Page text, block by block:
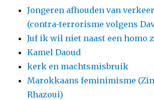
Jongeren afhouden van
(contra-terrorisme volgens
Juf ik wil niet naast een homo
Kamel Daoud
kerk en machtsmisbruik
Marokkaans feminimisme
Rhazoui)